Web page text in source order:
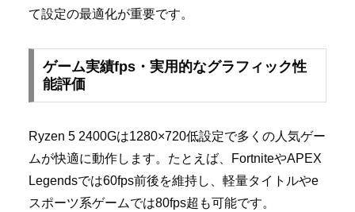
て設定の最適化が重要です。
ゲーム実績fps・実用的なグラフィック性
能評価
Ryzen 5 2400Gは1280×720低設定で多くの人気ゲー
ムが快適に動作します。たとえば、FortniteやAPEX
Legendsでは60fps前後を維持し、軽量タイトルやe
スポーツ系ゲームでは80fps超も可能です。